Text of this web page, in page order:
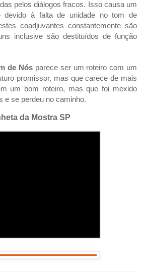
pelos diálogos fracos. Isso causa um
devido à falta de unidade no tom de
coadjuvantes constantemente são
inclusive são destituídos de função
de Nós parece ser um roteiro com um
promissor, mas que carece de mais
um bom roteiro, mas que foi mexido
e se perdeu no caminho.
da Mostra SP